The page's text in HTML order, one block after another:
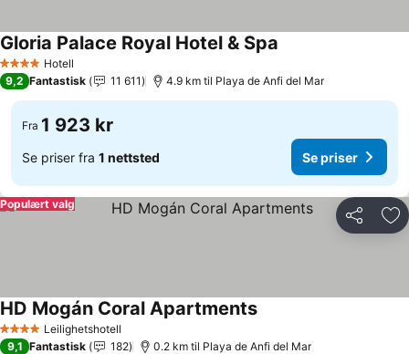
4 StjernerHotell
Gloria Palace Royal Hotel & Spa
9,2 Fantastisk 11 611 4.9 km til Playa de Anfi del Mar
Fra 1 923 kr
Se priser fra 1 nettsted Se priser
Del
Populært valg
4 StjernerLeilighetshotell
HD Mogán Coral Apartments
9,1 Fantastisk 182 0.2 km til Playa de Anfi del Mar